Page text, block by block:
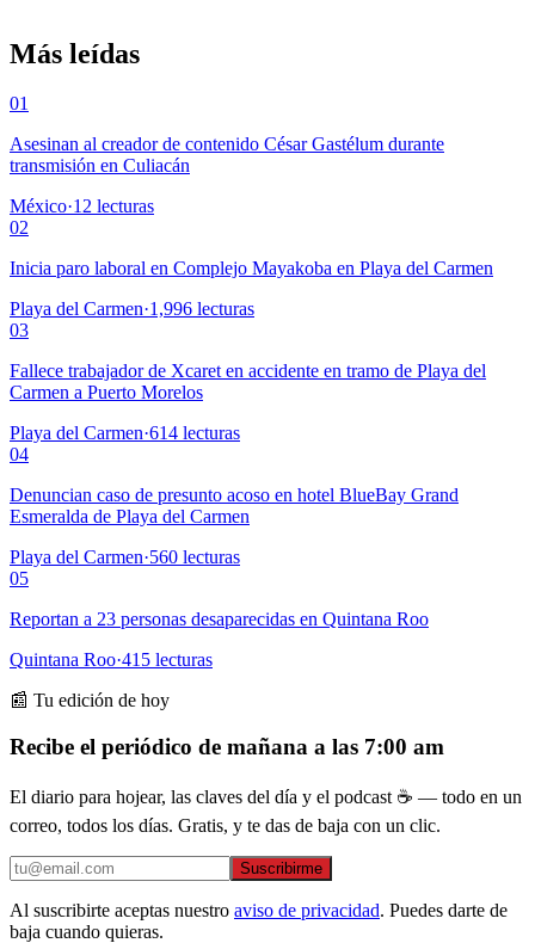
Más leídas
01
Asesinan al creador de contenido César Gastélum durante
transmisión en Culiacán
México·12 lecturas
02
Inicia paro laboral en Complejo Mayakoba en Playa del Carmen
Playa del Carmen·1,996 lecturas
03
Fallece trabajador de Xcaret en accidente en tramo de Playa del
Carmen a Puerto Morelos
Playa del Carmen·614 lecturas
04
Denuncian caso de presunto acoso en hotel BlueBay Grand
Esmeralda de Playa del Carmen
Playa del Carmen·560 lecturas
05
Reportan a 23 personas desaparecidas en Quintana Roo
Quintana Roo·415 lecturas
📰 Tu edición de hoy
Recibe el periódico de mañana a las 7:00 am
El diario para hojear, las claves del día y el podcast ☕ — todo en un
correo, todos los días. Gratis, y te das de baja con un clic.
Suscribirme
Al suscribirte aceptas nuestro aviso de privacidad. Puedes darte de
baja cuando quieras.